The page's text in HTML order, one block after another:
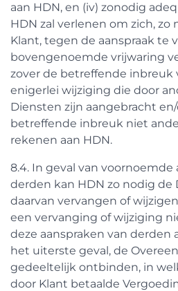
aan HDN, en (iv) zonodig
HDN zal verlenen om zich, zo
Klant, tegen de aanspraak te
bovengenoemde vrijwaring
zover de betreffende
enigerlei wijziging die door
Diensten zijn aangebracht
betreffende inbreuk niet
rekenen aan HDN.
8.4. In geval van voornoemde
derden kan HDN zo nodig de
daarvan vervangen of
een vervanging of wijziging
deze aanspraken van derden
het uiterste geval, de
gedeeltelijk ontbinden, in
door Klant betaalde